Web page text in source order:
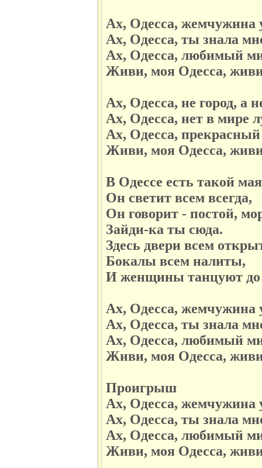
Ах, Одесса, жемчужина
Ах, Одесса, ты знала
Ах, Одесса, любимый
Живи, моя Одесса,
Ах, Одесса, не город, а
Ах, Одесса, нет в мире
Ах, Одесса,
Живи, моя Одесса,
В Одессе есть такой
Он светит всем всегда,
Он говорит - постой,
Зайди-ка ты сюда.
Здесь двери всем
Бокалы всем налиты,
И женщины танцуют до
Ах, Одесса, жемчужина
Ах, Одесса, ты знала
Ах, Одесса, любимый
Живи, моя Одесса,
Проигрыш
Ах, Одесса, жемчужина
Ах, Одесса, ты знала
Ах, Одесса, любимый
Живи, моя Одесса,